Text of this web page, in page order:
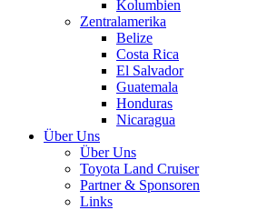
Kolumbien
Zentralamerika
Belize
Costa Rica
El Salvador
Guatemala
Honduras
Nicaragua
Über Uns
Über Uns
Toyota Land Cruiser
Partner & Sponsoren
Links